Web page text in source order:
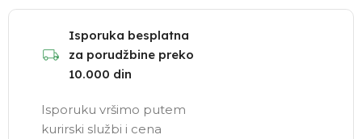
Isporuka besplatna
za porudžbine preko
10.000 din
Isporuku vršimo putem
kurirski službi i cena